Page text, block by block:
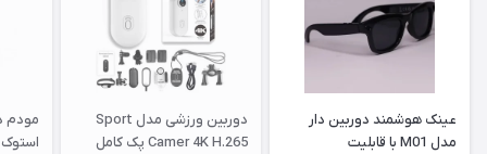
عینک هوشمند دوربین دار
مدل M01 با قابلیت
دوربین ورزشی مدل Sport
Camer 4K H.265 پک کامل